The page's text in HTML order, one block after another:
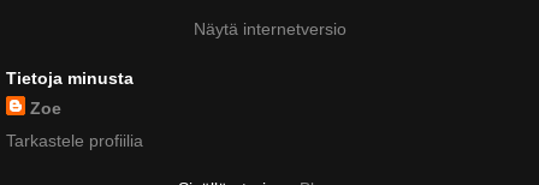
Näytä internetversio
Tietoja minusta
Zoe
Tarkastele profiilia